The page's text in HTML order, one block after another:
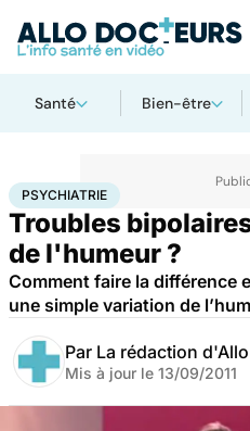
Santé Bien-être
AccueilBien-être Psychiatrie
PSYCHIATRIE
Troubles
de l'humeur ?
Comment faire la différence
une simple variation de
Par La rédaction
Mis à jour le 13/09/2011